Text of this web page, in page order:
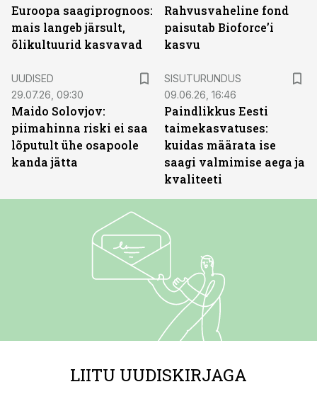
Euroopa saagiprognoos:
mais langeb järsult,
õlikultuurid kasvavad
Rahvusvaheline fond
paisutab Bioforce’i
kasvu
UUDISED
29.07.26, 09:30
Maido Solovjov:
piimahinna riski ei saa
lõputult ühe osapoole
kanda jätta
SISUTURUNDUS
09.06.26, 16:46
Paindlikkus Eesti
taimekasvatuses:
kuidas määrata ise
saagi valmimise aega ja
kvaliteeti
LIITU UUDISKIRJAGA